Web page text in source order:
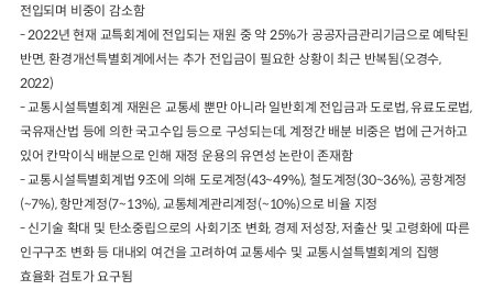
전입되며 비중이 감소함
- 2022년 현재 교특회계에 전입되는 재원 중 약 25%가 공공자금관리기금으로 예탁된
반면, 환경개선특별회계에서는 추가 전입금이 필요한 상황이 최근 반복됨(오경수,
2022)
- 교통시설특별회계 재원은 교통세 뿐만 아니라 일반회계 전입금과 도로법, 유료도로법,
국유재산법 등에 의한 국고수입 등으로 구성되는데, 계정간 배분 비중은 법에 근거하고
있어 칸막이식 배분으로 인해 재정 운용의 유연성 논란이 존재함
- 교통시설특별회계법 9조에 의해 도로계정(43~49%), 철도계정(30~36%), 공항계정
(~7%), 항만계정(7~13%), 교통체계관리계정(~10%)으로 비율 지정
- 신기술 확대 및 탄소중립으로의 사회기조 변화, 경제 저성장, 저출산 및 고령화에 따른
인구구조 변화 등 대내외 여건을 고려하여 교통세수 및 교통시설특별회계의 집행
효율화 검토가 요구됨